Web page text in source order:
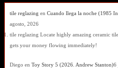
tile reglazing en Cuando llega la noche (1985
agosto, 2026
tile reglazing Locate highly amazing ceramic
gets your money flowing immediately!
Diego en Toy Story 5 (2026. Andrew Stanton)6